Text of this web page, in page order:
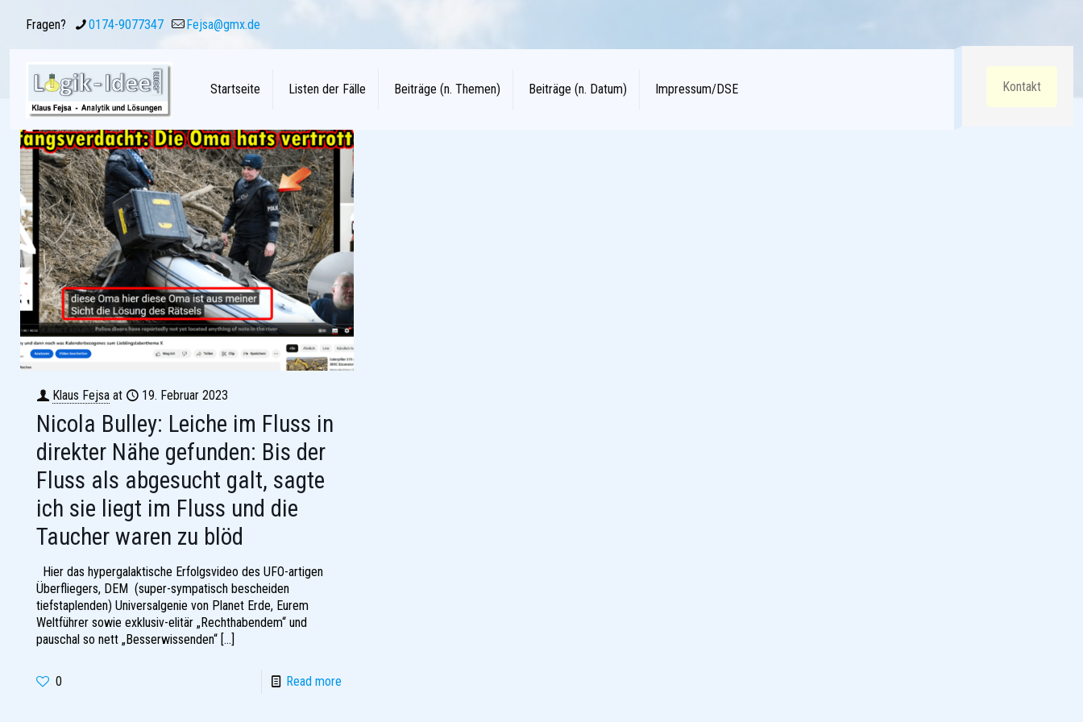
Fragen? 0174-9077347 Fejsa@gmx.de
Startseite Listen der Fälle Beiträge (n. Themen) Beiträge (n. Datum) Impressum/DSE Kontakt
Klaus Fejsa at 19. Februar 2023
Nicola Bulley: Leiche im Fluss in
direkter Nähe gefunden: Bis der
Fluss als abgesucht galt, sagte
ich sie liegt im Fluss und die
Taucher waren zu blöd
Hier das hypergalaktische Erfolgsvideo des UFO-artigen
Überfliegers, DEM (super-sympatisch bescheiden
tiefstaplenden) Universalgenie von Planet Erde, Eurem
Weltführer sowie exklusiv-elitär „Rechthabendem“ und
pauschal so nett „Besserwissenden“ […]
0 Read more